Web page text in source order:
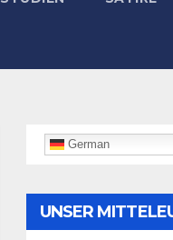
German
UNSER